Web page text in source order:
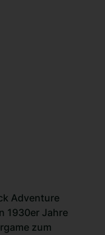
Adventure
1930er Jahre
zum